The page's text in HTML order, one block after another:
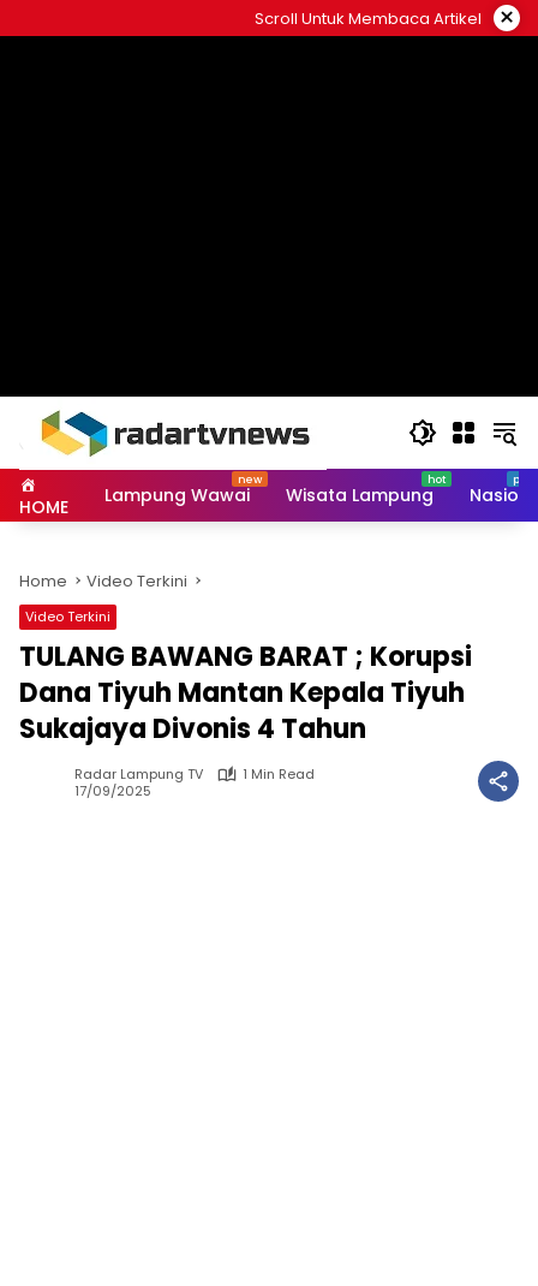
to
Scroll Untuk Membaca Artikel ×
HOME Lampung Wawai Wisata Lampung
Home Video Terkini
Video Terkini
TULANG BAWANG BARAT ; Korupsi
Dana Tiyuh Mantan Kepala Tiyuh
Sukajaya Divonis 4 Tahun
Radar Lampung TV
1 Min Read
17/09/2025